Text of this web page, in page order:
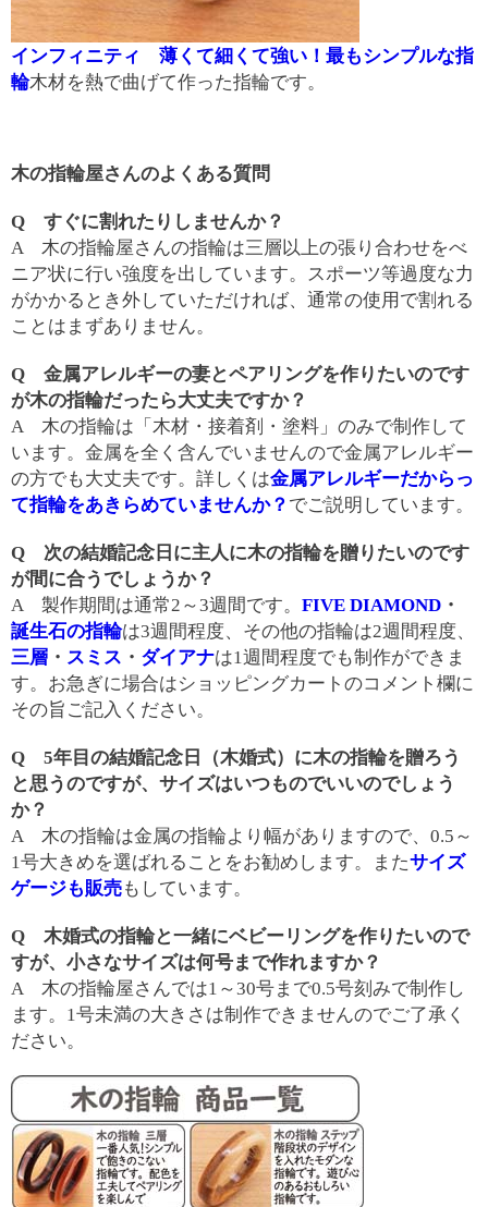
インフィニティ 薄くて細くて強い！最もシンプルな指
輪木材を熱で曲げて作った指輪です。
木の指輪屋さんのよくある質問
Q すぐに割れたりしませんか？
A 木の指輪屋さんの指輪は三層以上の張り合わせをべ
ニア状に行い強度を出しています。スポーツ等過度な力
がかかるとき外していただければ、通常の使用で割れる
ことはまずありません。
Q 金属アレルギーの妻とペアリングを作りたいのです
が木の指輪だったら大丈夫ですか？
A 木の指輪は「木材・接着剤・塗料」のみで制作して
います。金属を全く含んでいませんので金属アレルギー
の方でも大丈夫です。詳しくは金属アレルギーだからっ
て指輪をあきらめていませんか？ でご説明しています。
Q 次の結婚記念日に主人に木の指輪を贈りたいのです
が間に合うでしょうか？
A 製作期間は通常2～3週間です。 FIVE DIAMOND ・
誕生石の指輪は3週間程度、その他の指輪は2週間程度、
三層 ・ スミス ・ ダイアナは1週間程度でも制作ができま
す。お急ぎに場合はショッピングカートのコメント欄に
その旨ご記入ください。
Q 5年目の結婚記念日（木婚式）に木の指輪を贈ろう
と思うのですが、サイズはいつものでいいのでしょう
か？
A 木の指輪は金属の指輪より幅がありますので、0.5～
1号大きめを選ばれることをお勧めします。またサイズ
ゲージも販売もしています。
Q 木婚式の指輪と一緒にベビーリングを作りたいので
すが、小さなサイズは何号まで作れますか？
A 木の指輪屋さんでは1～30号まで0.5号刻みで制作し
ます。1号未満の大きさは制作できませんのでご了承く
ださい。